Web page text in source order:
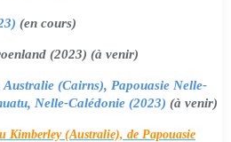
(en cours)
(2023) (à venir)
Australie (Cairns), Papouasie Nelle-
Nelle-Calédonie (2023) (à venir)
Kimberley (Australie), de Papouasie